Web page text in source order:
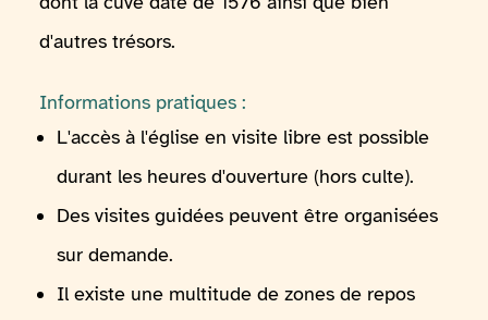
d'autres trésors.
Informations pratiques :
L'accès à l'église en visite libre est possible
durant les heures d'ouverture (hors culte).
Des visites guidées peuvent être organisées
sur demande.
Il existe une multitude de zones de repos